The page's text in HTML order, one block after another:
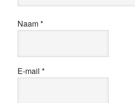
Naam*
E-mail *